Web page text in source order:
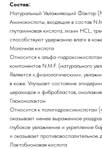
Состав:
Натуральный Увлажняющий Фактор
Аминокислоты, входящие в состав
глутаминовая кислота, лизин HCL,
способствуют удержанию влаги в
Молочная кислота
Относится к альфа-
компонентов N.M.F. (натурального
Является «,физиологическим»,
в коже. Улучшает состояние
церамидов и фибробластов,
Глюконолактон
Относится к
оказывает менее выраженное
глубокое увлажнение и укрепление
и оказывает противовоспалительное
Лактобионовая кислота